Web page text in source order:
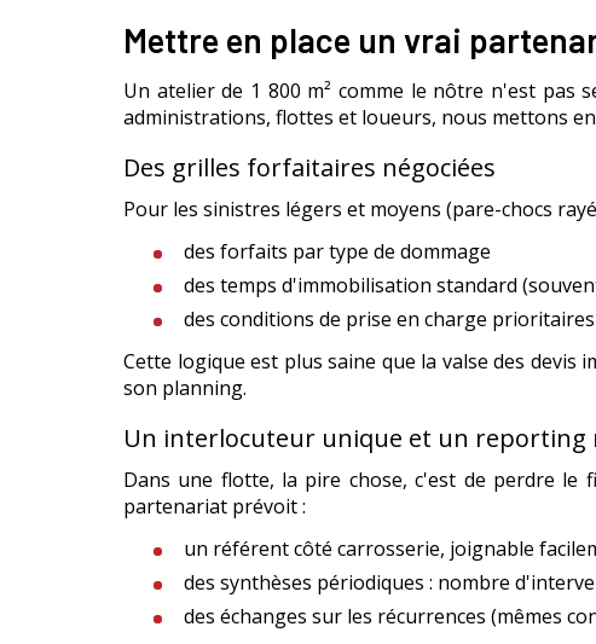
Mettre en place un vrai
Un atelier de 1 800 m² comme le nôtre n'est pas
administrations, flottes et loueurs, nous mettons
Des grilles forfaitaires négociées
Pour les sinistres légers et moyens (pare-chocs
des forfaits par type de dommage
des temps d'immobilisation standard
des conditions de prise en charge
Cette logique est plus saine que la valse des
son planning.
Un interlocuteur unique et un reporting
Dans une flotte, la pire chose, c'est de perdre le
partenariat prévoit :
un référent côté carrosserie, joignable
des synthèses périodiques : nombre
des échanges sur les récurrences (mêmes